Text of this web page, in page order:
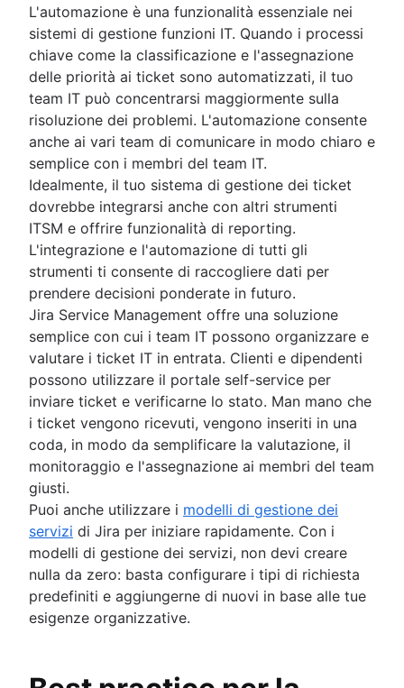
L'automazione è una funzionalità essenziale nei
sistemi di gestione funzioni IT. Quando i processi
chiave come la classificazione e l'assegnazione
delle priorità ai ticket sono automatizzati, il tuo
team IT può concentrarsi maggiormente sulla
risoluzione dei problemi. L'automazione consente
anche ai vari team di comunicare in modo chiaro e
semplice con i membri del team IT.
Idealmente, il tuo sistema di gestione dei ticket
dovrebbe integrarsi anche con altri strumenti
ITSM e offrire funzionalità di reporting.
L'integrazione e l'automazione di tutti gli
strumenti ti consente di raccogliere dati per
prendere decisioni ponderate in futuro.
Jira Service Management offre una soluzione
semplice con cui i team IT possono organizzare e
valutare i ticket IT in entrata. Clienti e dipendenti
possono utilizzare il portale self-service per
inviare ticket e verificarne lo stato. Man mano che
i ticket vengono ricevuti, vengono inseriti in una
coda, in modo da semplificare la valutazione, il
monitoraggio e l'assegnazione ai membri del team
giusti.
Puoi anche utilizzare i modelli di gestione dei
servizi di Jira per iniziare rapidamente. Con i
modelli di gestione dei servizi, non devi creare
nulla da zero: basta configurare i tipi di richiesta
predefiniti e aggiungerne di nuovi in base alle tue
esigenze organizzative.